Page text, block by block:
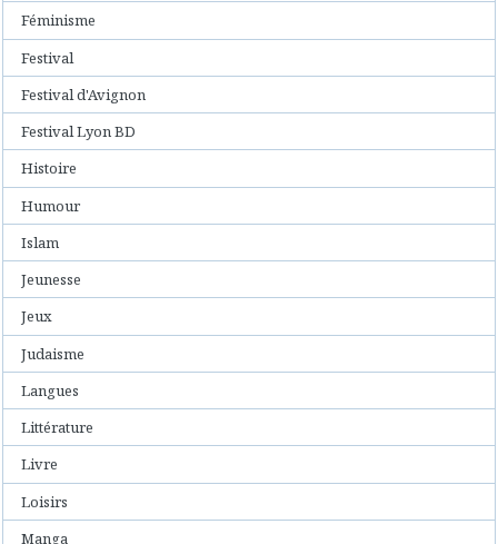
Féminisme
Festival
Festival d'Avignon
Festival Lyon BD
Histoire
Humour
Islam
Jeunesse
Jeux
Judaisme
Langues
Littérature
Livre
Loisirs
Manga